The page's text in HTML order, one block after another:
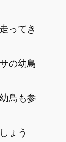
ってき
の幼鳥
鳥も参
ょう